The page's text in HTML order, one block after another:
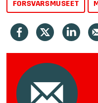
FORSVARSMUSEET